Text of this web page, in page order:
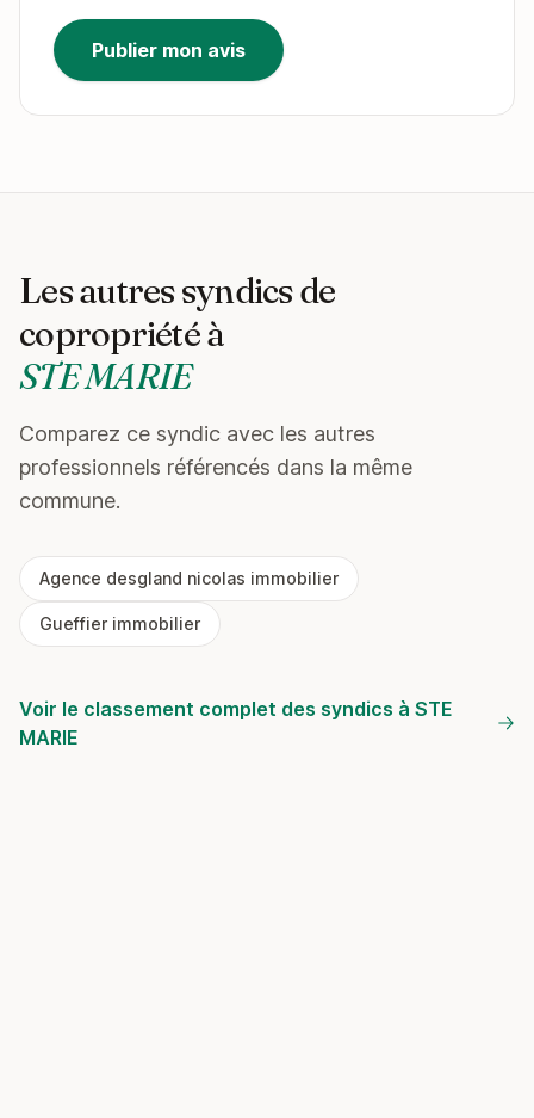
Publier mon avis
Les autres syndics de
copropriété à
STE MARIE
Comparez ce syndic avec les autres
professionnels référencés dans la même
commune.
Agence desgland nicolas immobilier
Gueffier immobilier
Voir le classement complet des syndics à STE
MARIE